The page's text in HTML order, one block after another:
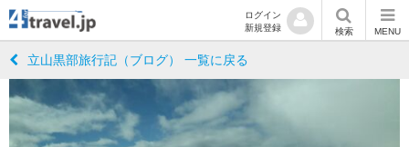
ログイン
新規登録
検索 MENU
立山黒部旅行記（ブログ） 一覧に戻る